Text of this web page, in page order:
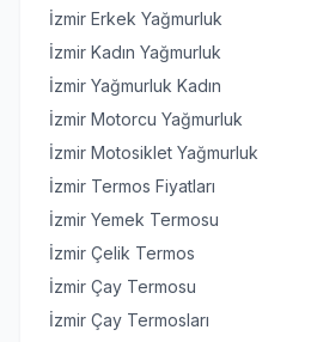
İzmir Erkek Yağmurluk
İzmir Kadın Yağmurluk
İzmir Yağmurluk Kadın
İzmir Motorcu Yağmurluk
İzmir Motosiklet Yağmurluk
İzmir Termos Fiyatları
İzmir Yemek Termosu
İzmir Çelik Termos
İzmir Çay Termosu
İzmir Çay Termosları